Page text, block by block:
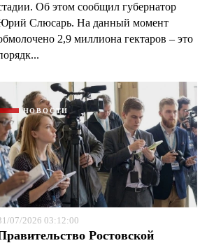
Об этом сообщил губернатор
Слюсарь. На данный момент
2,9 миллиона гектаров – это
НОВОСТИ
07/2026 03:12:00
Ростовской